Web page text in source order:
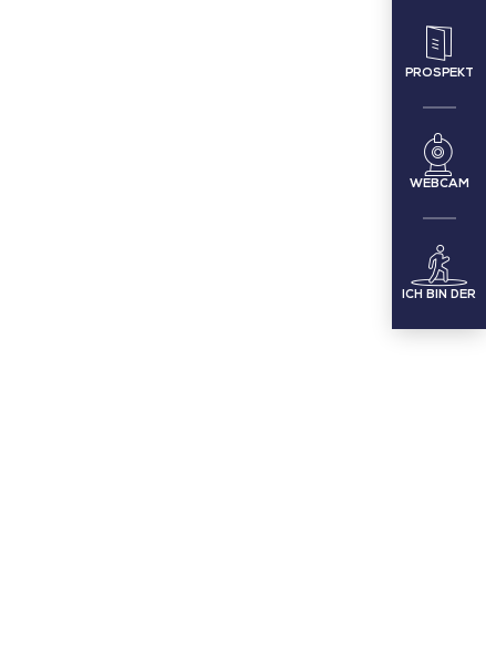
PROSPEKT
WEBCAM
ICH BIN DER